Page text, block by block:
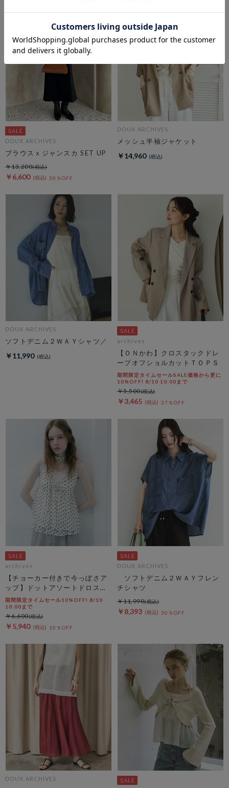
DOUX ARCHIVES
ブラウスｘジャンスカ SET UP
￥6,600 50％OFF
￥13,200
DOUX ARCHIVES
メッシュ半袖ジャケット
￥14,960
DOUX ARCHIVES
ソフトデニム２ＷＡＹシャツ／
￥11,990
archives
【ＯＮかわ】クロスタックドレ
ープオフショルカットＴＯＰＳ
期間限定タイムセールSALE価格から更に
10%OFF! 8/10 10:00まで
￥3,465 37％OFF
￥5,500
archives
【チョーカー付きで今っぽさア
ップ】ドットアソートドロスト
キャミチュニック
期間限定タイムセール10%OFF! 8/10
10:00まで
￥5,940 10％OFF
￥6,600
DOUX ARCHIVES
ソフトデニム２ＷＡＹフレン
チシャツ
￥8,393 30％OFF
￥11,990
DOUX ARCHIVES